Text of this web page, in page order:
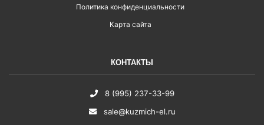
Политика конфиденциальности
Карта сайта
КОНТАКТЫ
8 (995) 237-33-99
sale@kuzmich-el.ru